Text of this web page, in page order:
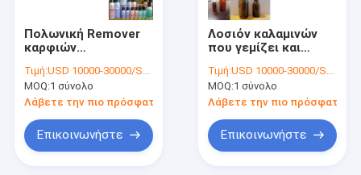
Πολωνική Remover
καρφιών
γραμμή παραγωγής
Τιμή:USD 10000-30000/SET
MOQ:1 σύνολο
Λάβετε την πιο πρόσφατη τιμή
Επικοινωνήστε
Λοσιόν καλαμινών
που γεμίζει και
Τιμή:USD 10000-30000/SET
MOQ:1 σύνολο
Λάβετε την πιο πρόσφατη
Επικοινωνήστε